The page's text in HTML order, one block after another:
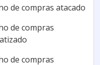
de compras atacado
de compras
de compras